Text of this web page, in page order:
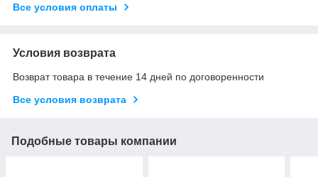
Все условия оплаты
Условия возврата
Возврат товара в течение 14 дней по договоренности
Все условия возврата
Подобные товары компании